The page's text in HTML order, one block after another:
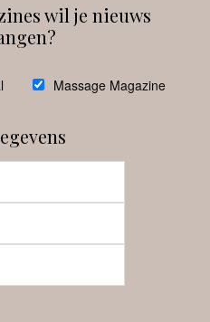
Pro.nl
wil je nieuws
Massage Magazine